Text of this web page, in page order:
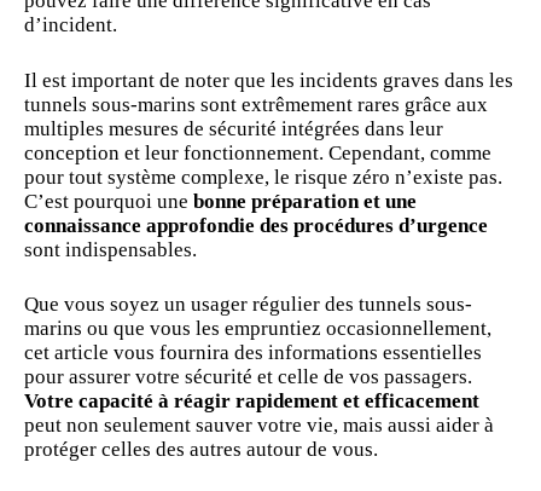
d’incident.
Il est important de noter que les incidents graves dans les
tunnels sous-marins sont extrêmement rares grâce aux
multiples mesures de sécurité intégrées dans leur
conception et leur fonctionnement. Cependant, comme
pour tout système complexe, le risque zéro n’existe pas.
C’est pourquoi une bonne préparation et une
connaissance approfondie des procédures d’urgence
sont indispensables.
Que vous soyez un usager régulier des tunnels sous-
marins ou que vous les empruntiez occasionnellement,
cet article vous fournira des informations essentielles
pour assurer votre sécurité et celle de vos passagers.
Votre capacité à réagir rapidement et efficacement
peut non seulement sauver votre vie, mais aussi aider à
protéger celles des autres autour de vous.